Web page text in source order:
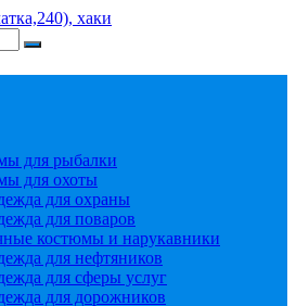
для рыбалки
для охоты
для охраны
для поваров
костюмы и нарукавники
для нефтяников
для сферы услуг
для дорожников